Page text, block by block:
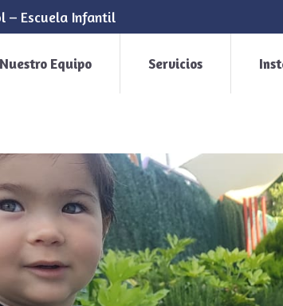
– Escuela Infantil
Nuestro Equipo Servicios